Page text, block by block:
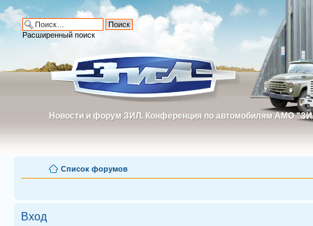
Новости и форум ЗИЛ. Конференция по автомобилям АМО
Новости и форум ЗИЛ. Конференция по автомобилям АМО
Расширенный поиск
Список форумов
Вход